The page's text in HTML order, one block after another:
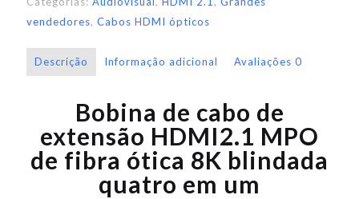
vendedores, Cabos HDMI ópticos
Descrição Informação adicional Avaliações 0
Bobina de cabo de
extensão HDMI2.1 MPO
de fibra ótica 8K blindada
quatro em um